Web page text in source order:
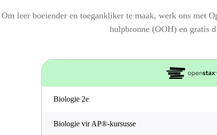
Om leer boeiender en toegankliker te maak, werk ons met
hulpbronne (OOH) en gratis
Biologie 2e
Biologie vir AP®-kursusse